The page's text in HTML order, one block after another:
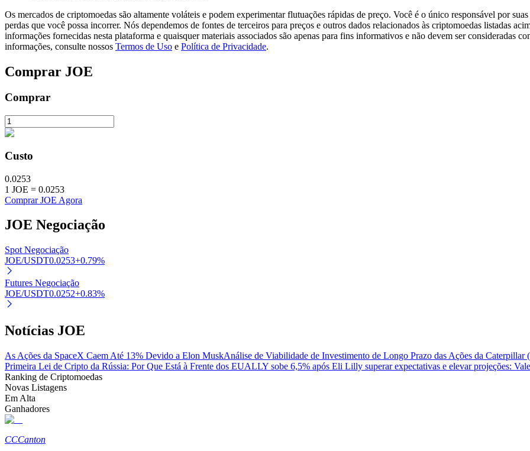
Staking flexível para ganhar tokens populares.
Bloqueios de BTR
Empréstimos
Serviço de empréstimo apoiado por criptografia
Os mercados de criptomoedas são altamente voláteis e podem experimentar flutuações rápidas de preço. Você é o único responsável por
perdas que você possa incorrer. Nós dependemos de fontes de terceiros para preços e outros dados relacionados às criptomoedas listadas
informações fornecidas nesta plataforma e quaisquer materiais associados são apenas para fins informativos e não devem ser consideradas
informações, consulte nossos Termos de Uso e Política de Privacidade.
Comprar JOE
Comprar
Custo
0.0253
1 JOE = 0.0253
Comprar JOE Agora
JOE Negociação
Spot Negociação
JOE/USDT0.0253+0.79%
Futures Negociação
JOE/USDT0.0252+0.83%
Notícias JOE
As Ações da SpaceX Caem Até 13% Devido a Elon MuskAnálise de Viabilidade de Investimento de Longo Prazo das Ações da Caterpillar
Primeira Lei de Cripto da Rússia: Por Que Está à Frente dos EUALLY sobe 6,5% após Eli Lilly superar expectativas e elevar projeções:
Ranking de Criptomoedas
Novas Listagens
Em Alta
Ganhadores
CCCanton